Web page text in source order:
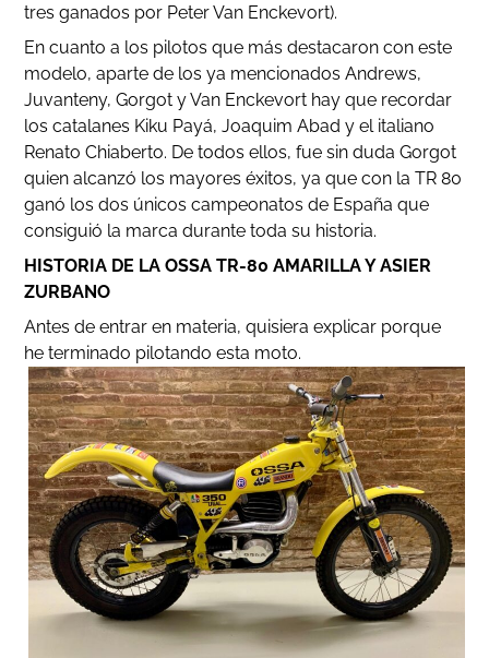
tres ganados por Peter Van Enckevort).
En cuanto a los pilotos que más destacaron con este
modelo, aparte de los ya mencionados Andrews,
Juvanteny, Gorgot y Van Enckevort hay que recordar
los catalanes Kiku Payá, Joaquim Abad y el italiano
Renato Chiaberto. De todos ellos, fue sin duda Gorgot
quien alcanzó los mayores éxitos, ya que con la TR 80
ganó los dos únicos campeonatos de España que
consiguió la marca durante toda su historia.
HISTORIA DE LA OSSA TR-80 AMARILLA Y ASIER
ZURBANO
Antes de entrar en materia, quisiera explicar porque
he terminado pilotando esta moto.